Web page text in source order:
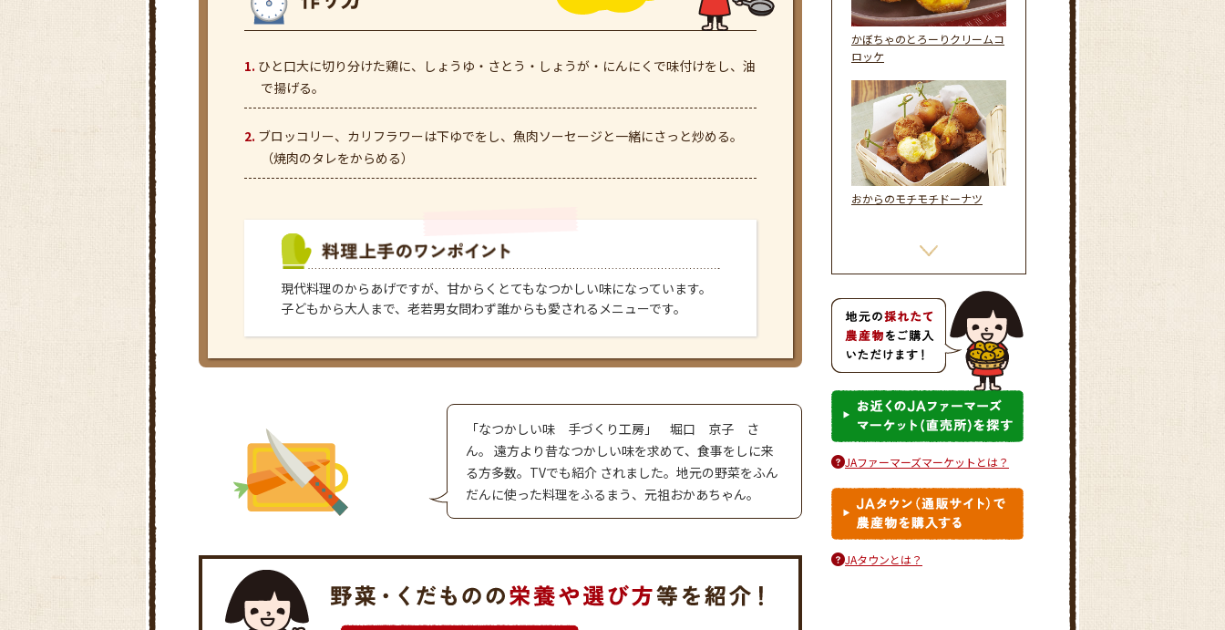
ひと口大に切り分けた鶏に、しょうゆ・さとう・しょうが・にんにくで味付けをし、油
で揚げる。
ブロッコリー、カリフラワーは下ゆでをし、魚肉ソーセージと一緒にさっと炒める。
（焼肉のタレをからめる）
現代料理のからあげですが、甘からくとてもなつかしい味になっています。
子どもから大人まで、老若男女問わず誰からも愛されるメニューです。
「なつかしい味 手づくり工房」 堀口 京子 さ
ん。 遠方より昔なつかしい味を求めて、食事をしに来
る方多数。TVでも紹介 されました。地元の野菜をふん
だんに使った料理をふるまう、元祖おかあちゃん。
かぼちゃのとろーりクリームコ
ロッケ
おからのモチモチドーナツ
しいたけのピリ辛肉詰め
きゅうりとタコのさわやかマリ
JAファーマーズマーケットとは？
JAタウンとは？